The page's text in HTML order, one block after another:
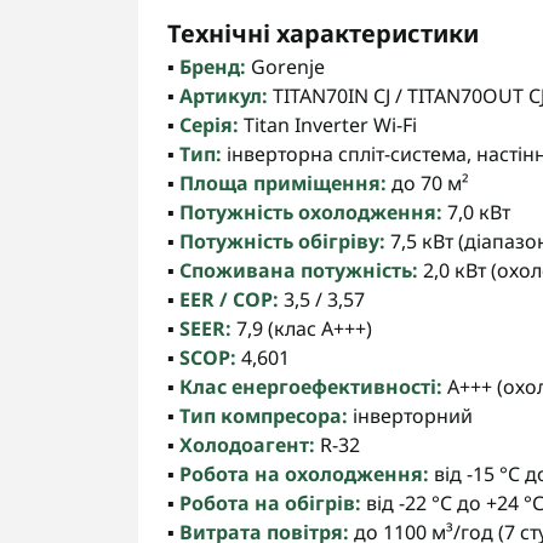
Технічні характеристики
▪️ Бренд: Gorenje
▪️ Артикул: TITAN70IN CJ / TITAN70OUT
▪️ Серія: Titan Inverter Wi-Fi
▪️ Тип: інверторна спліт-система,
▪️ Площа приміщення: до 70 м²
▪️ Потужність охолодження: 7,0 кВт
▪️ Потужність обігріву: 7,5 кВт
▪️ Споживана потужність: 2,0 кВт
▪️ EER / COP: 3,5 / 3,57
▪️ SEER: 7,9 (клас A+++)
▪️ SCOP: 4,601
▪️ Клас енергоефективності: A+++
▪️ Тип компресора: інверторний
▪️ Холодоагент: R-32
▪️ Робота на охолодження: від -15 °C
▪️ Робота на обігрів: від -22 °C до +24 °C
▪️ Витрата повітря: до 1100 м³/год (7